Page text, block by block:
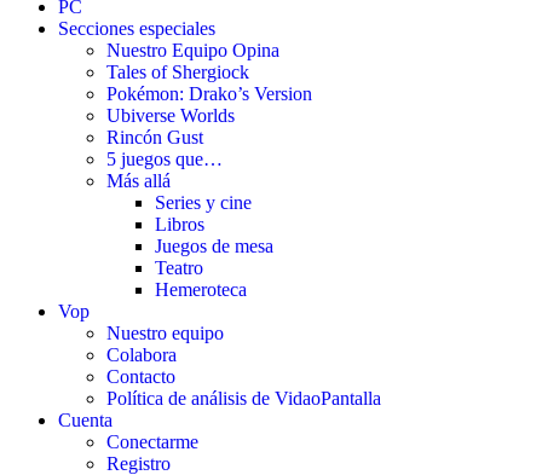
PC
Secciones especiales
Nuestro Equipo Opina
Tales of Shergiock
Pokémon: Drako’s Version
Ubiverse Worlds
Rincón Gust
5 juegos que…
Más allá
Series y cine
Libros
Juegos de mesa
Teatro
Hemeroteca
Vop
Nuestro equipo
Colabora
Contacto
Política de análisis de VidaoPantalla
Cuenta
Conectarme
Registro